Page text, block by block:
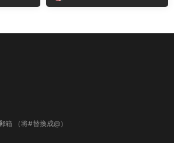
箱 （将#替換成@）